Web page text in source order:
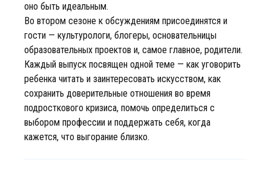
оно быть идеальным.
Во втором сезоне к обсуждениям присоединятся и
гости — культурологи, блогеры, основательницы
образовательных проектов и, самое главное, родители.
Каждый выпуск посвящен одной теме — как уговорить
ребенка читать и заинтересовать искусством, как
сохранить доверительные отношения во время
подросткового кризиса, помочь определиться с
выбором профессии и поддержать себя, когда
кажется, что выгорание близко.